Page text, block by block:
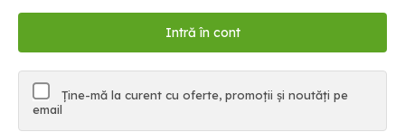
Ține-mă la curent cu oferte, promoții și noutăți pe
email